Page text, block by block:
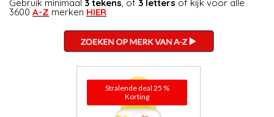
Gebruik minimaal 3 tekens, of 3 letters of kijk voor alle
3600A-Z merken HIER
Stralende deal 25 %
Korting